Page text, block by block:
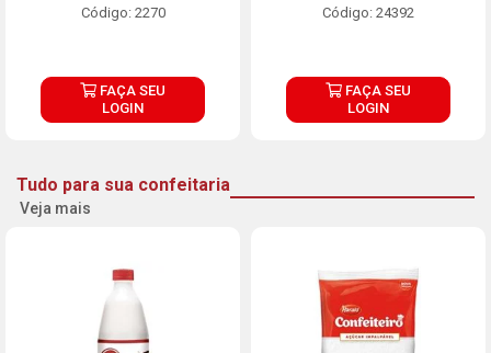
Código: 2270
FAÇA SEU
LOGIN
Código: 24392
FAÇA SEU
LOGIN
Tudo para sua confeitaria
Veja mais